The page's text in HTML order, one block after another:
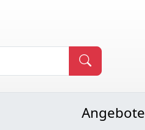
Angebote